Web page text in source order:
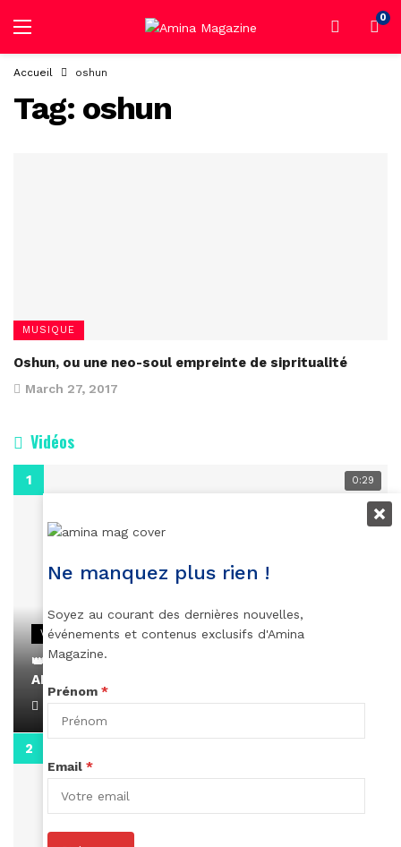
0
Accueil oshun
Tag: oshun
MUSIQUE
Oshun, ou une neo-soul empreinte de sipritualité
March 27, 2017
Vidéos
0:29
VIDEOS
👑 Remerciements à Ayden pour son message sur
AMINA, le Magazine de la Femme
April 1, 2022
Ne manquez plus rien !
Soyez au courant des dernières nouvelles,
événements et contenus exclusifs d'Amina
Magazine.
Prénom *
Email *